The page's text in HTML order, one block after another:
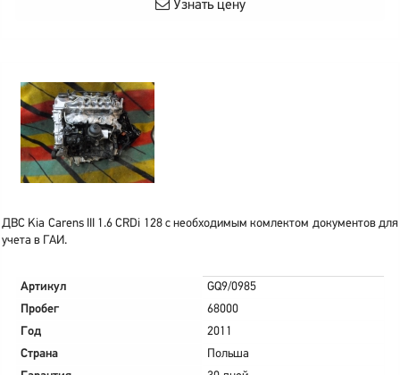
Узнать цену
ДВС Kia Carens III 1.6 CRDi 128 с необходимым комлектом документов для
учета в ГАИ.
Артикул
GQ9/0985
Пробег
68000
Год
2011
Страна
Польша